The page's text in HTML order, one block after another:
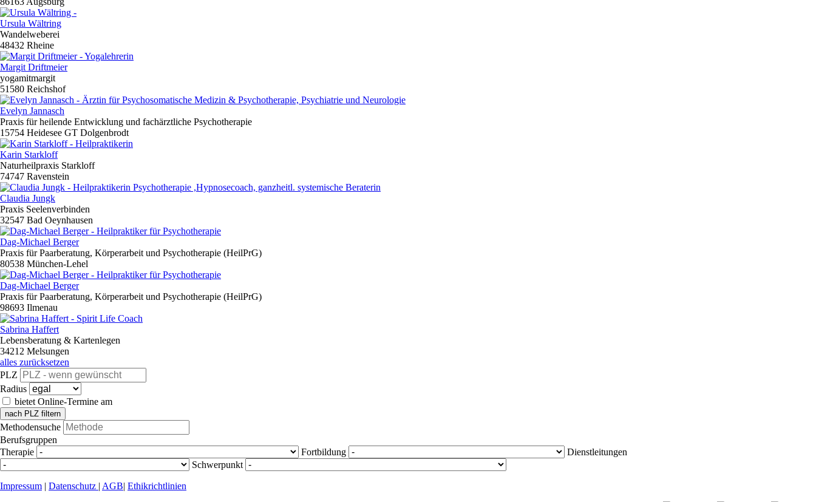
Ursula Wältring
Wandelweberei
48432 Rheine
Margit Driftmeier
yogamitmargit
51580 Reichshof
Evelyn Jannasch
Praxis für heilende Entwicklung und fachärztliche Psychotherapie
15754 Heidesee GT Dolgenbrodt
Karin Starkloff
Naturheilpraxis Starkloff
74747 Ravenstein
Claudia Jungk
Praxis Seelenverbinden
32547 Bad Oeynhausen
Dag-Michael Berger
Praxis für Paarberatung, Körperarbeit und Psychotherapie (HeilPrG)
80538 München-Lehel
Dag-Michael Berger
Praxis für Paarberatung, Körperarbeit und Psychotherapie (HeilPrG)
98693 Ilmenau
Sabrina Haffert
Lebensberatung & Kartenlegen
34212 Melsungen
alles zurücksetzen
PLZ
Radius
bietet Online-Termine am
nach PLZ filtern
Methodensuche
Berufsgruppen
Therapie
Fortbildung
Dienstleitungen
Schwerpunkt
Impressum | Datenschutz | AGB| Ethikrichtlinien